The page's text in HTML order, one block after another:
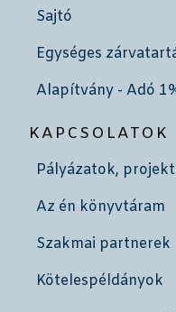
Sajtó
Egységes
Alapítvány - Adó
KAPCSOLATOK
Pályázatok,
Az én könyvtáram
Szakmai partnerek
Kötelespéldányok